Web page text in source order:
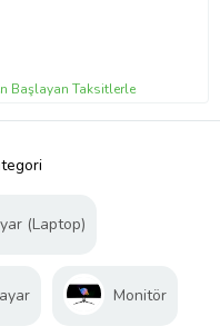
Başlayan Taksitlerle
(Laptop)
Monitör